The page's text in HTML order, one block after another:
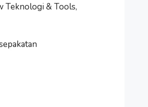
Teknologi & Tools,